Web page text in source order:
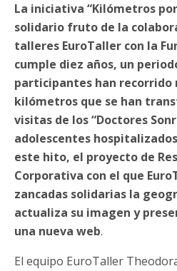
La iniciativa “Kilómetros
solidario fruto de la
talleres EuroTaller con la
cumple diez años, un
participantes han recorrido
kilómetros que se han
visitas de los “Doctores
adolescentes
este hito, el proyecto de
Corporativa con el que
zancadas solidarias la
actualiza su imagen y
una nueva web.
El equipo EuroTaller